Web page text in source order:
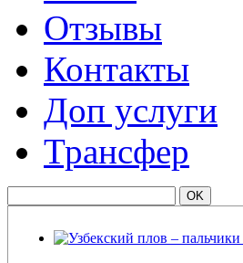
Отзывы
Контакты
Доп услуги
Трансфер